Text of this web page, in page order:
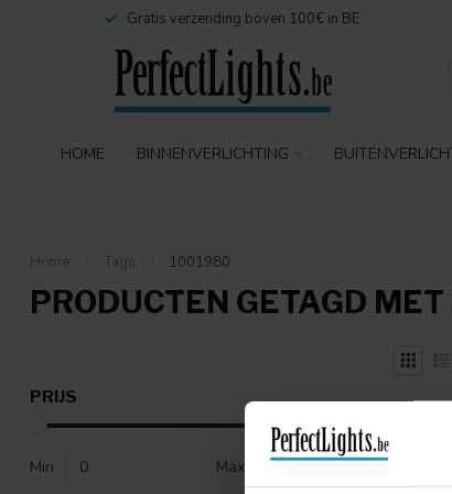
Gratis verzending boven 100€ in BE
HOME BINNENVERLICHTING
Home Tags 1001980
PRODUCTEN GETAGD
PRIJS
Min Max